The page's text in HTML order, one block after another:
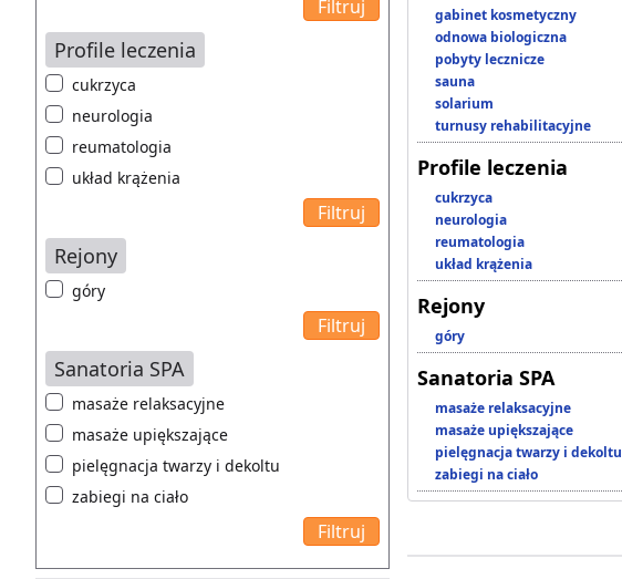
Profile leczenia
cukrzyca
neurologia
reumatologia
układ krążenia
Rejony
góry
Sanatoria SPA
masaże relaksacyjne
masaże upiększające
pielęgnacja twarzy i dekoltu
zabiegi na ciało
gabinet kosmetyczny
odnowa biologiczna
pobyty lecznicze
sauna
solarium
turnusy rehabilitacyjne
Profile leczenia
cukrzyca
neurologia
reumatologia
układ krążenia
Rejony
góry
Sanatoria SPA
masaże relaksacyjne
masaże upiększające
pielęgnacja twarzy i dekoltu
zabiegi na ciało